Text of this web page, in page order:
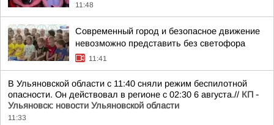
11:48
Современный город и безопасное движение
невозможно представить без светофора
11:41
В Ульяновской области с 11:40 сняли режим беспилотной
опасности. Он действовал в регионе с 02:30 6 августа.// КП -
Ульяновск: новости Ульяновской области
11:33